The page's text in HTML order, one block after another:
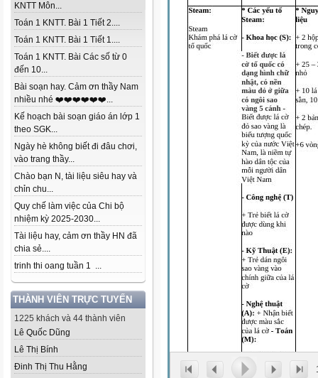
KNTT Môn...
Toán 1 KNTT. Bài 1 Tiết 2....
Toán 1 KNTT. Bài 1 Tiết 1....
Toán 1 KNTT. Bài Các số từ 0
đến 10...
Bài soạn hay. Cảm ơn thầy Nam
nhiều nhé ❤️❤️❤️❤️❤️❤️...
Kế hoạch bài soạn giáo án lớp 1
theo SGK...
Ngày hè không biết đi đâu chơi,
vào trang thầy...
Chào bạn N, tài liệu siêu hay và
chỉn chu...
Quy chế làm việc của Chi bộ
nhiệm kỳ 2025-2030...
Tài liệu hay, cảm ơn thầy HN đã
chia sẻ....
trinh thi oang tuần 1 ...
THÀNH VIÊN TRỰC TUYẾN
1225 khách và 44 thành viên
Lê Quốc Dũng
Lê Thị Bính
Đinh Thị Thu Hằng